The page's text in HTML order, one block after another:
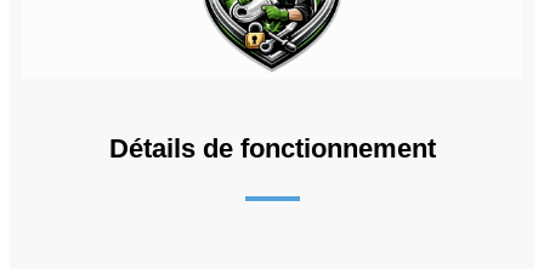
Détails de fonctionnement